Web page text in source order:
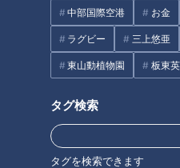
中部国際空港 お金
ラグビー 三上悠亜
東山動植物園 板東
タグ検索
タグを検索できます
ンスがたまらない老舗の銘菓！